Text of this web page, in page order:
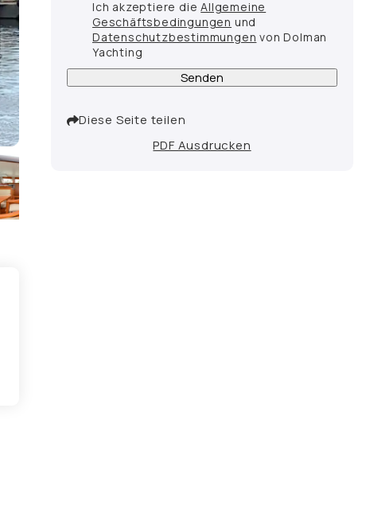
Ich akzeptiere dieAllgemeine
Geschäftsbedingungen und
Datenschutzbestimmungen von Dolman
Yachting
Senden
Diese Seite teilen
PDF Ausdrucken